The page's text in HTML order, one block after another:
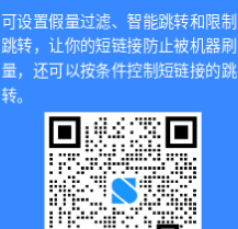
可设置假量过滤、智能跳转和限制
跳转，让你的短链接防止被机器刷
量，还可以按条件控制短链接的跳
转。